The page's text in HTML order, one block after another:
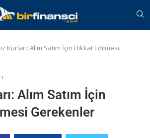
Kurları: Alım Satım İçin Dikkat Edilmesi
Alım Satım İçin
Gerekenler